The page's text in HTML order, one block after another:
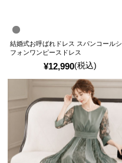
¥12,990(税込)
結婚式お呼ばれドレス スパンコールシ
フォンワンピースドレス